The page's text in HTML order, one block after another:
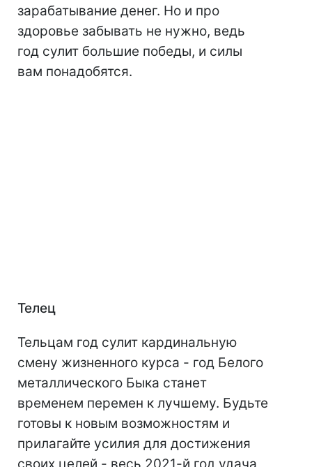
зарабатывание денег. Но и про
здоровье забывать не нужно, ведь
год сулит большие победы, и силы
вам понадобятся.
Телец
Тельцам год сулит кардинальную
смену жизненного курса - год Белого
металлического Быка станет
временем перемен к лучшему. Будьте
готовы к новым возможностям и
прилагайте усилия для достижения